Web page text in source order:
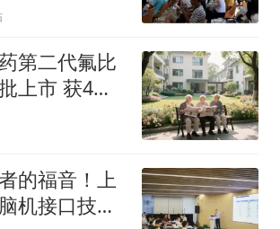
第二代氟比
上市 获4年
的福音！上
机接口技术